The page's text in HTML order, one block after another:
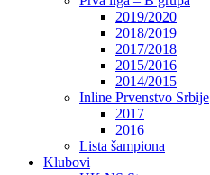
2019/2020
2018/2019
2017/2018
2015/2016
2014/2015
Inline Prvenstvo Srbije
2017
2016
Lista šampiona
Klubovi